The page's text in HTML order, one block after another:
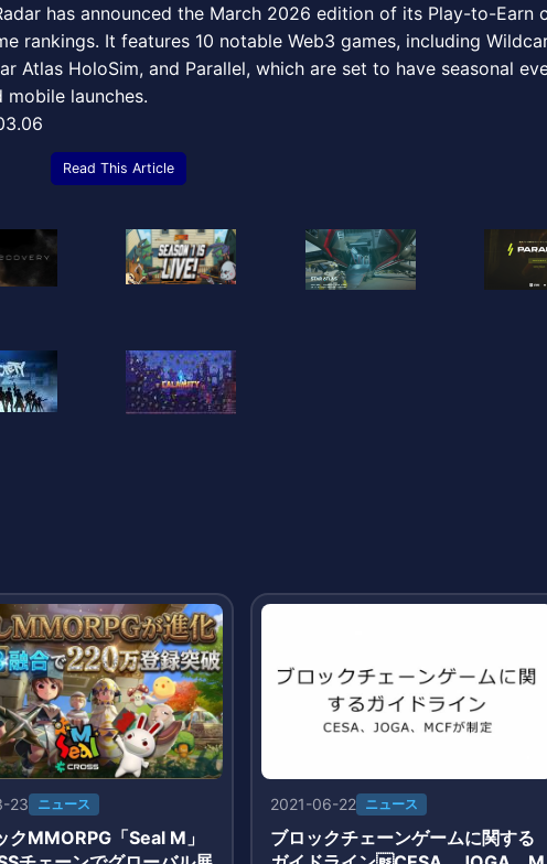
has announced the March 2026 edition of its Play-to-Earn
rankings. It features 10 notable Web3 games, including
Atlas HoloSim, and Parallel, which are set to have seasonal
mobile launches.
Read This Article
23 ニュース
クMMORPG「Seal M」
2021-06-22 ニュース
ブロックチェーンゲームに関する